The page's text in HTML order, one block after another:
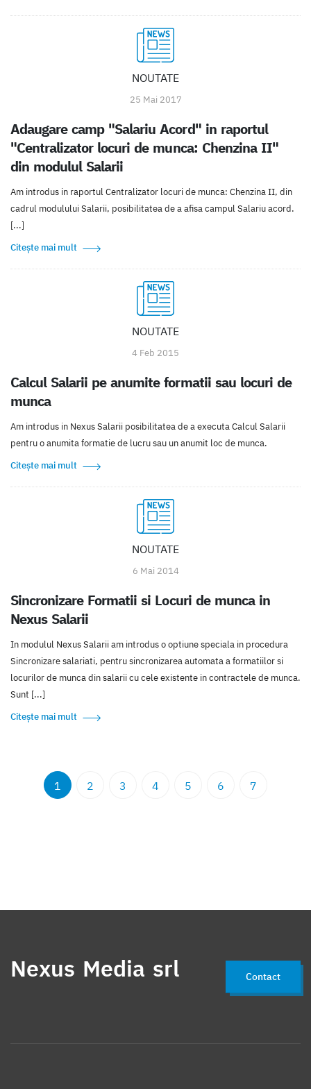
NOUTATE
25 Mai 2017
Adaugare camp "Salariu Acord" in raportul
"Centralizator locuri de munca: Chenzina II"
din modulul Salarii
Am introdus in raportul Centralizator locuri de munca: Chenzina II, din
cadrul modulului Salarii, posibilitatea de a afisa campul Salariu acord.
[...]
Citește mai mult
NOUTATE
4 Feb 2015
Calcul Salarii pe anumite formatii sau locuri de
munca
Am introdus in Nexus Salarii posibilitatea de a executa Calcul Salarii
pentru o anumita formatie de lucru sau un anumit loc de munca.
Citește mai mult
NOUTATE
6 Mai 2014
Sincronizare Formatii si Locuri de munca in
Nexus Salarii
In modulul Nexus Salarii am introdus o optiune speciala in procedura
Sincronizare salariati, pentru sincronizarea automata a formatiilor si
locurilor de munca din salarii cu cele existente in contractele de munca.
Sunt [...]
Citește mai mult
1 2 3 4 5 6 7
Nexus Media srl Contact